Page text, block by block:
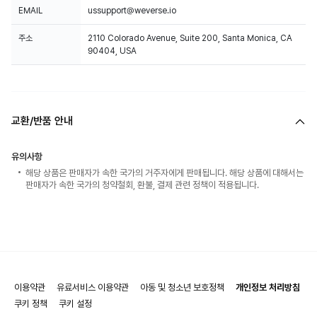
EMAIL ussupport@weverse.io
주소
2110 Colorado Avenue, Suite 200, Santa Monica, CA
90404, USA
교환/반품 안내
유의사항
해당 상품은 판매자가 속한 국가의 거주자에게 판매됩니다. 해당 상품에 대해서는
판매자가 속한 국가의 청약철회, 환불, 결제 관련 정책이 적용됩니다.
이용약관 유료서비스 이용약관 아동 및 청소년 보호정책
개인정보 처리방침
쿠키 정책
쿠키 설정